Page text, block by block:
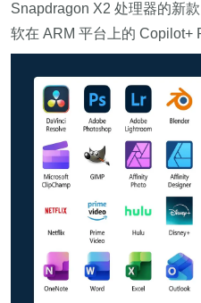
Snapdragon X2 处理器的新
软在 ARM 平台上的 Copilot+